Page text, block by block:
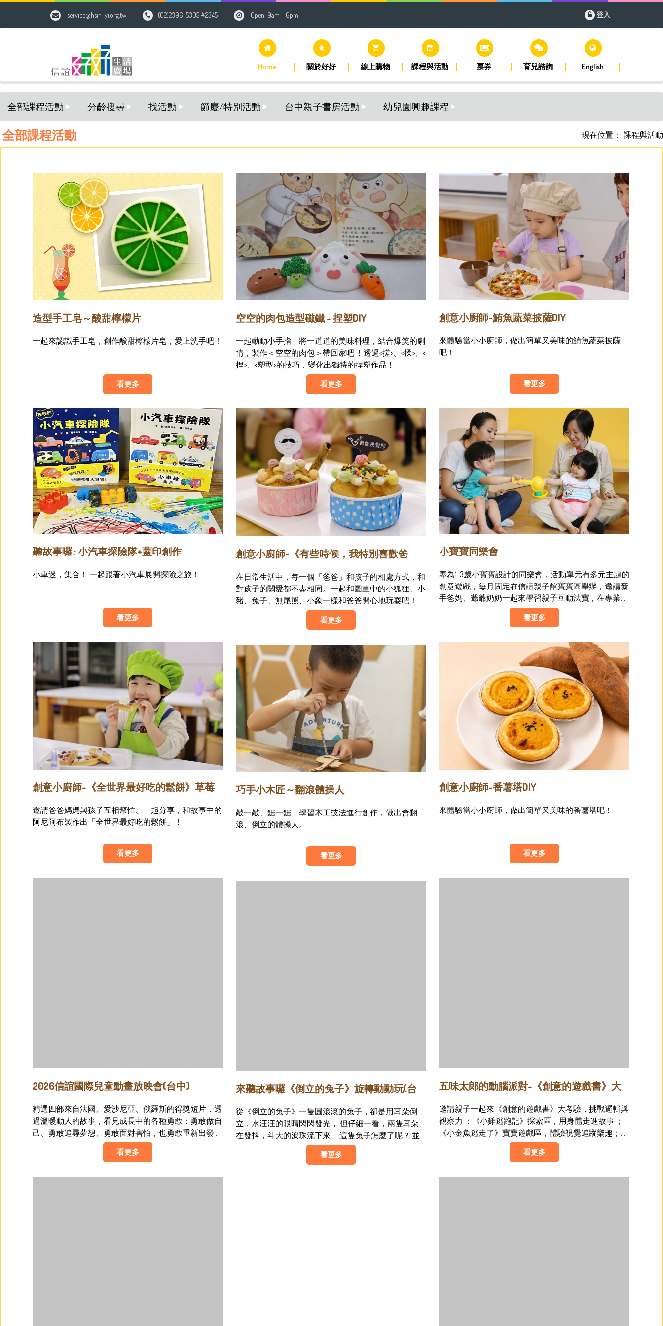
service@hsin-yi.org.tw (02)2396-5305 #2345 Open: 9am - 6pm 登入
Home
grade
關於好好
shopping_cart
線上購物
date_range
課程與活動 票券 育兒諮詢 English
HOME > 小太陽親子學堂
全部課程活動 分齡搜尋 找活動 節慶/特別活動 台中親子書房活動 幼兒園興趣課程
全部課程活動 課程與活動
現在位置：
造型手工皂～酸甜檸檬片
一起來認識手工皂，創作酸甜檸檬片皂，愛上洗手吧！
看更多
空空的肉包造型磁鐵 ~ 捏塑DIY
一起動動小手指，將一道道的美味料理，結合爆笑的劇
情，製作＜空空的肉包＞帶回家吧 ！透過<搓>、<揉>、<
捏>、<塑型>的技巧，變化出獨特的捏塑作品！
看更多
創意小廚師~鮪魚蔬菜披薩DIY
來體驗當小小廚師，做出簡單又美味的鮪魚蔬菜披薩
吧！
看更多
小寶寶同樂會
專為1-3歲小寶寶設計的同樂會，活動單元有多元主題的
創意遊戲，每月固定在信誼親子館寶寶區舉辦，邀請新
手爸媽、爺爺奶奶一起來學習親子互動法寶，在專業老
師的帶領中，讓停不下來的小寶寶, 也可以開始專注學
看更多
聽故事囉 : 小汽車探險隊+蓋印創作
小車迷，集合！ 一起跟著小汽車展開探險之旅！
看更多
創意小廚師~《有些時候，我特別喜歡爸
爸》杯子蛋糕DIY
在日常生活中，每一個「爸爸」和孩子的相處方式，和
對孩子的關愛都不盡相同。一起和圖畫中的小狐狸、小
豬、兔子、無尾熊、小象一樣和爸爸開心地玩耍吧！在
八月的最後留下甜蜜蜜的回憶，邀請小寶貝變成小小廚
師，做一個繽紛的杯子蛋糕送給爸爸！
看更多
創意小廚師~《全世界最好吃的鬆餅》草莓
果醬鬆餅
邀請爸爸媽媽與孩子互相幫忙、一起分享，和故事中的
阿尼阿布製作出「全世界最好吃的鬆餅」！
看更多
創意小廚師~番薯塔DIY
來體驗當小小廚師，做出簡單又美味的番薯塔吧！
看更多
巧手小木匠～翻滾體操人
敲一敲、鋸一鋸，學習木工技法進行創作，做出會翻
滾、倒立的體操人。
看更多
2026信誼國際兒童動畫放映會(台中)
精選四部來自法國、愛沙尼亞、俄羅斯的得獎短片，透
過溫暖動人的故事，看見成長中的各種勇敢：勇敢做自
己、勇敢追尋夢想、勇敢面對害怕，也勇敢重新出發。
一起在觀影與互動中，陪伴孩子發現屬於自己的勇氣！
看更多
五味太郎的動腦派對~《創意的遊戲書》大
考驗 (台中場)
邀請親子一起來《創意的遊戲書》大考驗，挑戰邏輯與
觀察力 ；《小雞逃跑記》探索區，用身體走進故事 ；
《小金魚逃走了》寶寶遊戲區，體驗視覺追蹤樂趣；現
場還有說故事、創意DIY，陪你打開感官、動手動腦挑
戰極限，享受最棒的親子時光。
看更多
來聽故事囉《倒立的兔子》旋轉動動玩(台
中場)
從《倒立的兔子》一隻圓滾滾的兔子，卻是用耳朵倒
立，水汪汪的眼睛閃閃發光， 但仔細一看，兩隻耳朵
在發抖，斗大的淚珠流下來……這隻兔子怎麼了呢？ 並
親手製作一個可以旋轉的「倒立兔」，在轉動之間，看
見上下翻轉的驚喜畫面✨看更多